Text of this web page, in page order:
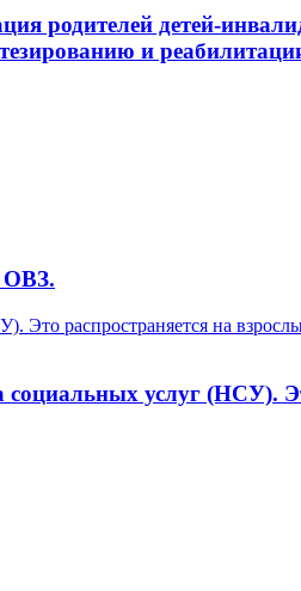
родителей детей-
и
ОВЗ.
услуг (НСУ).